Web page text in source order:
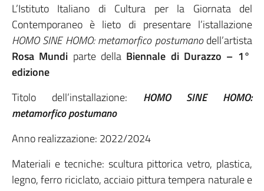
L’Istituto Italiano di Cultura per la Giornata del
Contemporaneo è lieto di presentare l’istallazione
HOMO SINE HOMO: metamorfico postumanodell’artista
Rosa Mundi parte della Biennale di Durazzo – 1°
edizione
Titolo dell’installazione: HOMO SINE HOMO:
metamorfico postumano
Anno realizzazione: 2022/2024
Materiali e tecniche: scultura pittorica vetro, plastica,
legno, ferro riciclato, acciaio pittura tempera naturale e